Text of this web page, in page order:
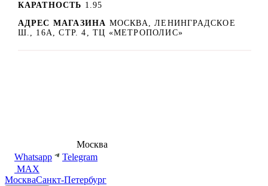
КАРАТНОСТЬ 1.95
АДРЕС МАГАЗИНА МОСКВА, ЛЕНИНГРАДСКОЕ
Ш., 16А, СТР. 4, ТЦ «МЕТРОПОЛИС»
Москва
Whatsapp
Telegram
MAX
МоскваСанкт-Петербург